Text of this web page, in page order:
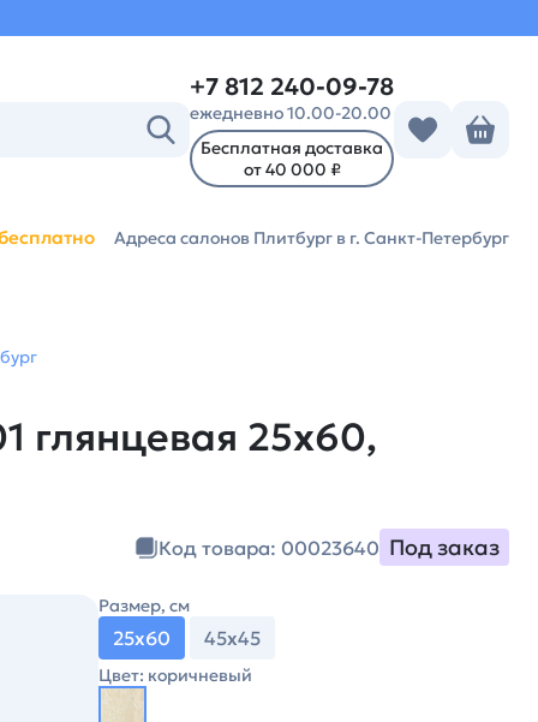
+7 812 240-09-78
ежедневно 10.00-20.00
Бесплатная доставка
от 40 000 ₽
Адреса салонов Плитбург в г. Санкт-Петербург
глянцевая 25х60,
Код товара: 00023640 Под заказ
Размер, см
25х60 45х45
Цвет: коричневый